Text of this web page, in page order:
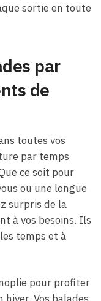
sortie en toute
par
de
toutes vos
par temps
ce soit pour
ou une longue
surpris de la
à vos besoins. Ils
temps et à
pour profiter